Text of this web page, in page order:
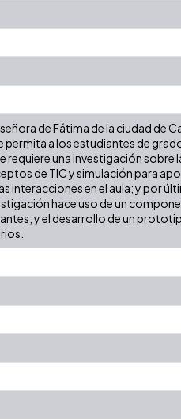
de Fátima de la ciudad de
a los estudiantes de
una investigación
de TIC y simulación para
en el aula; y por
hace uso de un
y el desarrollo de un